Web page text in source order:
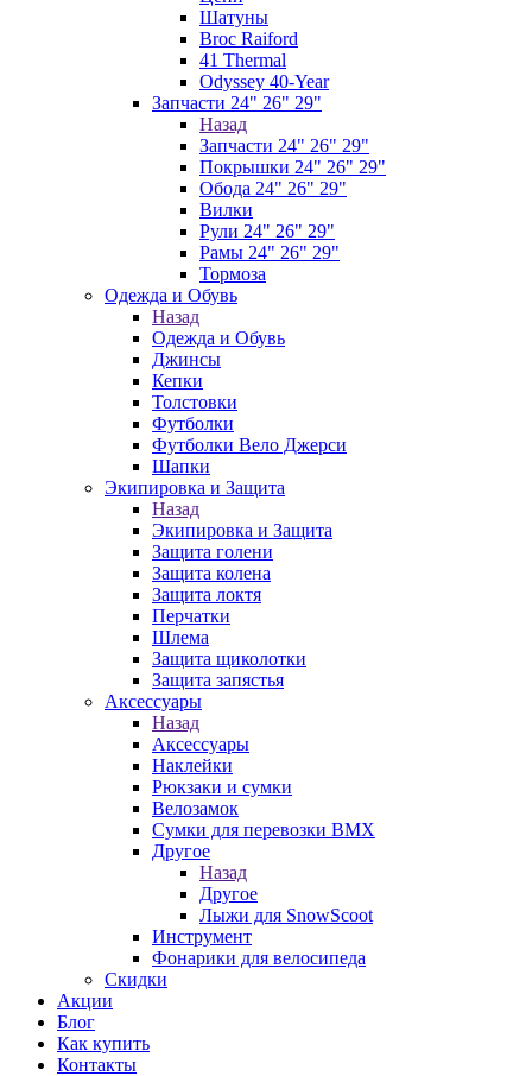
Шатуны
Broc Raiford
41 Thermal
Odyssey 40-Year
Запчасти 24" 26" 29"
Назад
Запчасти 24" 26" 29"
Покрышки 24" 26" 29"
Обода 24" 26" 29"
Вилки
Рули 24" 26" 29"
Рамы 24" 26" 29"
Тормоза
Одежда и Обувь
Назад
Одежда и Обувь
Джинсы
Кепки
Толстовки
Футболки
Футболки Вело Джерси
Шапки
Экипировка и Защита
Назад
Экипировка и Защита
Защита голени
Защита колена
Защита локтя
Перчатки
Шлема
Защита щиколотки
Защита запястья
Аксессуары
Назад
Аксессуары
Наклейки
Рюкзаки и сумки
Велозамок
Сумки для перевозки BMX
Другое
Назад
Другое
Лыжи для SnowScoot
Инструмент
Фонарики для велосипеда
Скидки
Акции
Блог
Как купить
Контакты